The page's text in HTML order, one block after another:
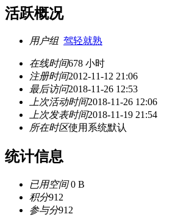
活跃概况
用户组 驾轻就熟
在线时间678 小时
注册时间2012-11-12 21:06
最后访问2018-11-26 12:53
上次活动时间2018-11-26 12:06
上次发表时间2018-11-19 21:54
所在时区使用系统默认
统计信息
已用空间0 B
积分912
参与分912